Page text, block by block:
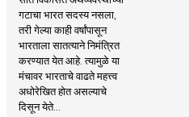
गटाचा भारत सदस्य नसला,
तरी गेल्या काही वर्षांपासून
भारताला सातत्याने निमंत्रित
करण्यात येत आहे. त्यामुळे या
मंचावर भारताचे वाढते महत्त्व
अधोरेखित होत असल्याचे
दिसून येते...